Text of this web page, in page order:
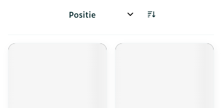
Sorteer op: